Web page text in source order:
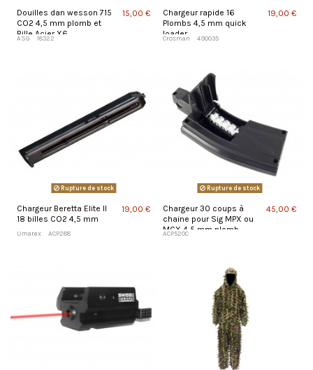
Douilles dan wesson 715
CO2 4,5 mm plomb et
Bille Acier X6
ASG 18322
15,00 €
Chargeur rapide 16
Plombs 4,5 mm quick
loader
Crosman 490035
19,00 €
Rupture de stock
Chargeur Beretta Elite II
18 billes CO2 4,5 mm
Umarex ACP288
19,00 €
Rupture de stock
Chargeur 30 coups à
chaine pour Sig MPX ou
MCX 4,5 mm plomb
ACP520C
45,00 €